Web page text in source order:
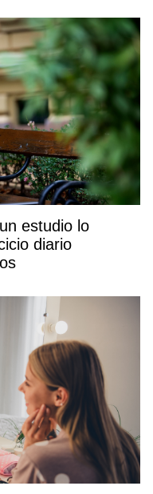
estudio lo
diario